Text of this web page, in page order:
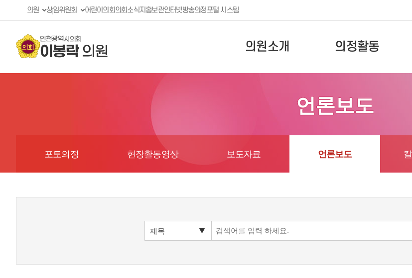
의원 상임위원회 어린이의회의회소식지 홍보관인터넷방송의정포털 시스템
인천광역시의회
이봉락의원 의원소개 의정활동
언론보도
포토의정 현장활동영상 보도자료 언론보도